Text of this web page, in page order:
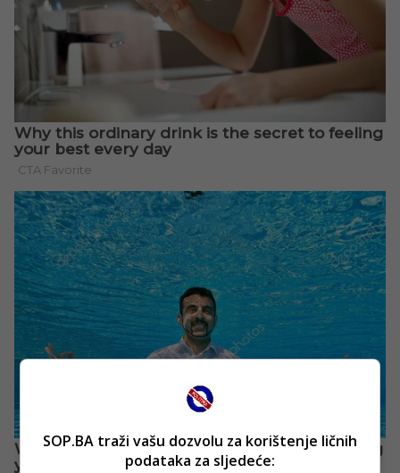
SOP.BA traži vašu dozvolu za korištenje ličnih
podataka za sljedeće: